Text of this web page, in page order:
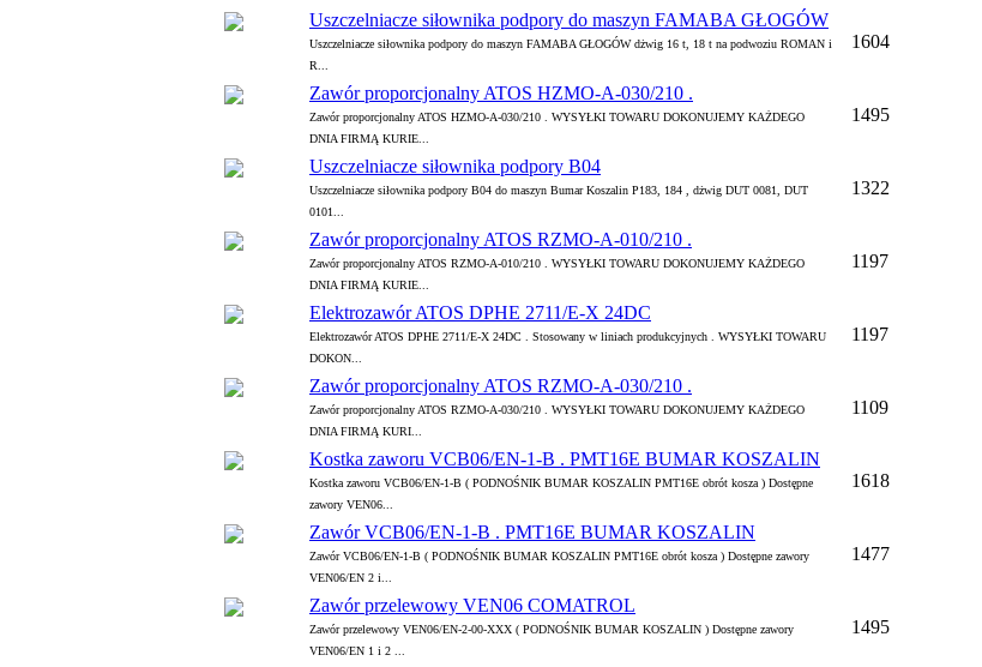
Uszczelniacze siłownika podpory do maszyn FAMABA GŁOGÓW
Uszczelniacze siłownika podpory do maszyn FAMABA GŁOGÓW dżwig 16 t, 18 t na podwoziu ROMAN i
R...
1604
Zawór proporcjonalny ATOS HZMO-A-030/210 .
Zawór proporcjonalny ATOS HZMO-A-030/210 . WYSYŁKI TOWARU DOKONUJEMY KAŻDEGO
DNIA FIRMĄ KURIE...
1495
Uszczelniacze siłownika podpory B04
Uszczelniacze siłownika podpory B04 do maszyn Bumar Koszalin P183, 184 , dżwig DUT 0081, DUT
0101...
1322
Zawór proporcjonalny ATOS RZMO-A-010/210 .
Zawór proporcjonalny ATOS RZMO-A-010/210 . WYSYŁKI TOWARU DOKONUJEMY KAŻDEGO
DNIA FIRMĄ KURIE...
1197
Elektrozawór ATOS DPHE 2711/E-X 24DC
Elektrozawór ATOS DPHE 2711/E-X 24DC . Stosowany w liniach produkcyjnych . WYSYŁKI TOWARU
DOKON...
1197
Zawór proporcjonalny ATOS RZMO-A-030/210 .
Zawór proporcjonalny ATOS RZMO-A-030/210 . WYSYŁKI TOWARU DOKONUJEMY KAŻDEGO
DNIA FIRMĄ KURI...
1109
Kostka zaworu VCB06/EN-1-B . PMT16E BUMAR KOSZALIN
Kostka zaworu VCB06/EN-1-B ( PODNOŚNIK BUMAR KOSZALIN PMT16E obrót kosza ) Dostępne
zawory VEN06...
1618
Zawór VCB06/EN-1-B . PMT16E BUMAR KOSZALIN
Zawór VCB06/EN-1-B ( PODNOŚNIK BUMAR KOSZALIN PMT16E obrót kosza ) Dostępne zawory
VEN06/EN 2 i...
1477
Zawór przelewowy VEN06 COMATROL
Zawór przelewowy VEN06/EN-2-00-XXX ( PODNOŚNIK BUMAR KOSZALIN ) Dostępne zawory
VEN06/EN 1 i 2 ...
1495